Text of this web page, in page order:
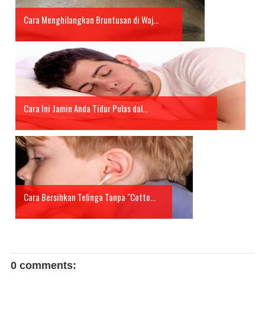
Cara Menghilangkan Bruntusan di Waj...
Cara Ini Jamin Anda Tidur Pulas dal...
Cara Bersihkan Telinga Tanpa "Cotto...
0 comments: